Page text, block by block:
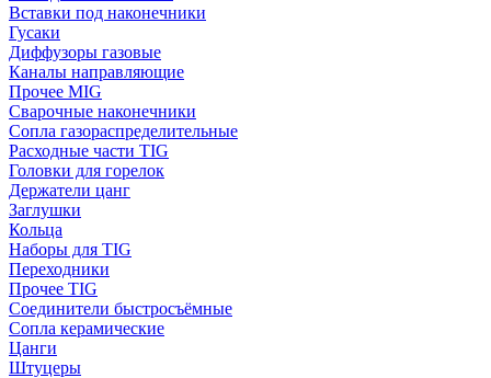
Вставки под наконечники
Гусаки
Диффузоры газовые
Каналы направляющие
Прочее MIG
Сварочные наконечники
Сопла газораспределительные
Расходные части TIG
Головки для горелок
Держатели цанг
Заглушки
Кольца
Наборы для TIG
Переходники
Прочее TIG
Соединители быстросъёмные
Сопла керамические
Цанги
Штуцеры